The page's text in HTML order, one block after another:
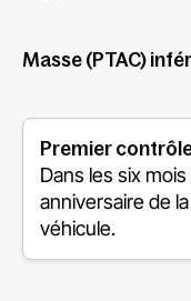
Masse (PTAC)
Premier
Dans les six
anniversaire de
véhicule.